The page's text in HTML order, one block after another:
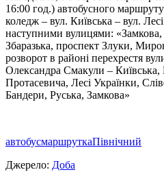
16:00 год.) автобусного
коледж – вул. Київська – вул.
наступними вулицями:
Збаразька, проспект Злуки,
розворот в районi перехрестя
Олександра Смакули – Київська,
Протасевича, Лесi Українки,
Бандери, Руська, Замкова»
автобусмаршруткаПівнічний
Джерело: Доба